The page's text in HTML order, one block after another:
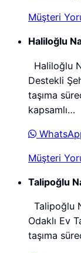
Müşteri
Haliloğlu
Haliloğlu
Destekli
taşıma
kapsamlı…
Müşteri
Talipoğlu
Talipoğlu
Odaklı Ev
taşıma